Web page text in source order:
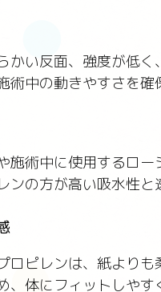
かい反面、強度が低
術中の動きやすさを
施術中に使用するロ
ンの方が高い吸水性
ロピレンは、紙より
、体にフィットしやす